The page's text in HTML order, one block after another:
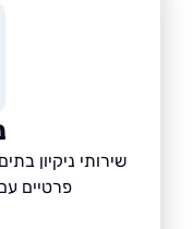
שירותי ניקיון בתים
פרטיים עם